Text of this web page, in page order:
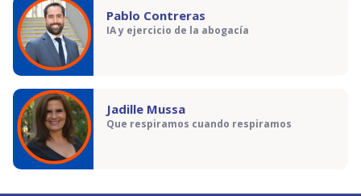
Pablo Contreras
IA y ejercicio de la abogacía
Jadille Mussa
Que respiramos cuando respiramos